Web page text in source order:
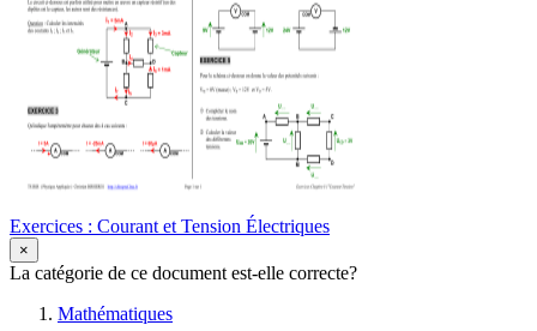
Exercices : Courant et Tension Électriques
×
La catégorie de ce document est-elle correcte?
Mathématiques